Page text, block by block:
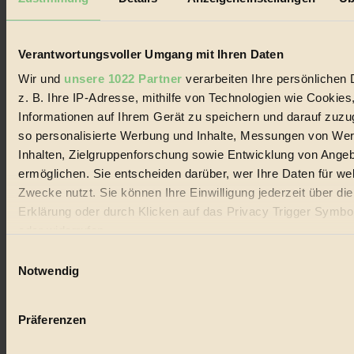
Verantwortungsvoller Umgang mit Ihren Daten
Wir und unsere 1022 Partner verarbeiten Ihre persönlichen
z. B. Ihre IP-Adresse, mithilfe von Technologien wie
Informationen auf Ihrem Gerät zu speichern und darauf
so personalisierte Werbung und Inhalte, Messungen von
Inhalten, Zielgruppenforschung sowie Entwicklung von
ermöglichen. Sie entscheiden darüber, wer Ihre Daten für
Zwecke nutzt. Sie können Ihre Einwilligung jederzeit über
Erklärung oder durch Klicken auf das Privacy Trigger
Wenn Sie es erlauben, würden wir auch gerne:
Ihr Gerät durch aktives Scannen nach bestimmten
Notwendig
Präferenzen
Biorama steht für einen nachhaltigen Lebensstil und bewussten
Lebenswandel. Es ist eine moderne Plattform für Ideen, Menschen
Handels mit Bioprodukten, des Fair-Trade sowie der Branche
alternativer Energien.
Social Media
22.601 Fans auf Facebook
3.415 Follower auf Twitter
Folge uns auf Instagram
Themen
Bio
Vegan